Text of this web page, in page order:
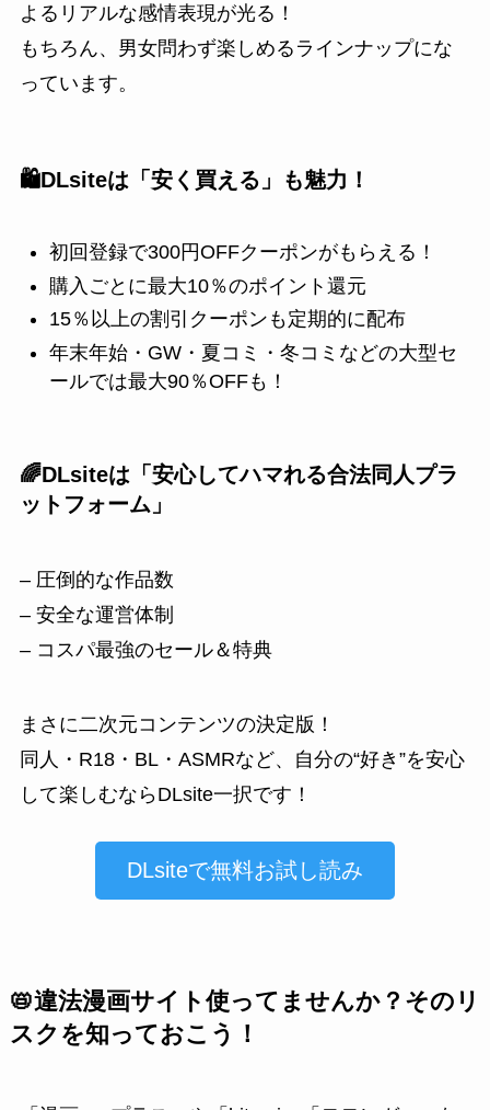
よるリアルな感情表現が光る！
もちろん、男女問わず楽しめるラインナップにな
っています。
🛍️DLsiteは「安く買える」も魅力！
初回登録で300円OFFクーポンがもらえる！
購入ごとに最大10％のポイント還元
15％以上の割引クーポンも定期的に配布
年末年始・GW・夏コミ・冬コミなどの大型セ
ールでは最大90％OFFも！
🌈DLsiteは「安心してハマれる合法同人プラ
ットフォーム」
– 圧倒的な作品数
– 安全な運営体制
– コスパ最強のセール＆特典
まさに二次元コンテンツの決定版！
同人・R18・BL・ASMRなど、自分の“好き”を安心
して楽しむならDLsite一択です！
DLsiteで無料お試し読み
📛違法漫画サイト使ってませんか？そのリ
スクを知っておこう！